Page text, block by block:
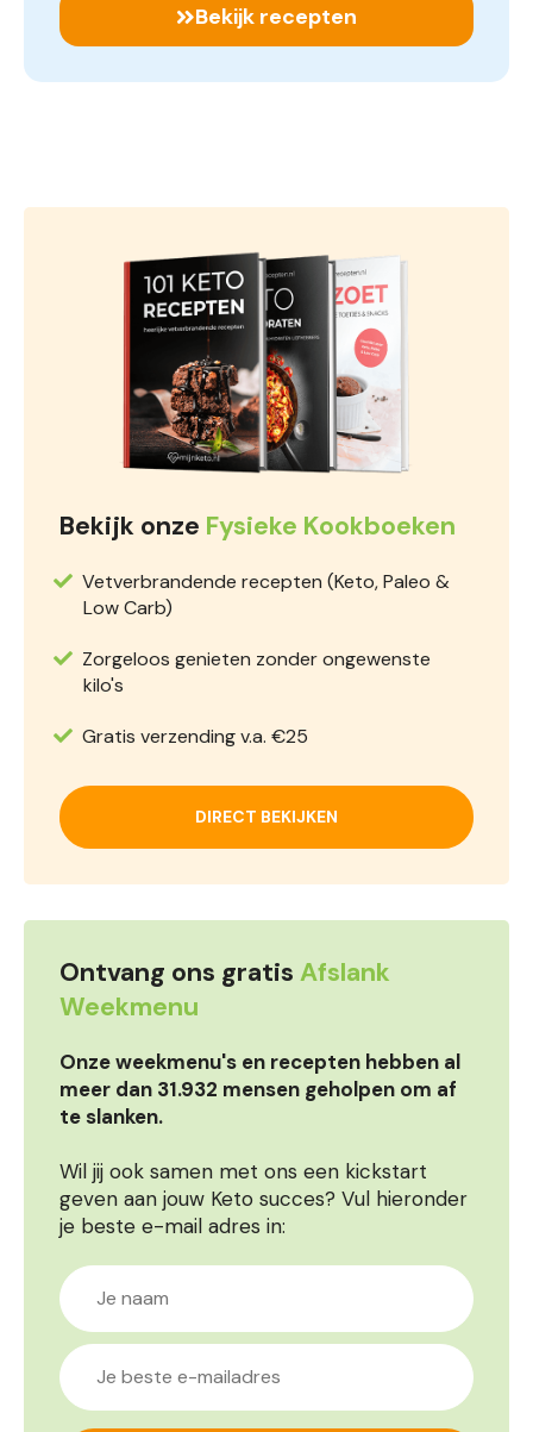
Bekijk recepten
Bekijk onze Fysieke Kookboeken
Vetverbrandende recepten (Keto, Paleo &
Low Carb)
Zorgeloos genieten zonder ongewenste
kilo's
Gratis verzending v.a. €25
DIRECT BEKIJKEN
Ontvang ons gratis Afslank
Weekmenu
Onze weekmenu's en recepten hebben al
meer dan 31.932 mensen geholpen om af
te slanken.
Wil jij ook samen met ons een kickstart
geven aan jouw Keto succes? Vul hieronder
je beste e-mail adres in: